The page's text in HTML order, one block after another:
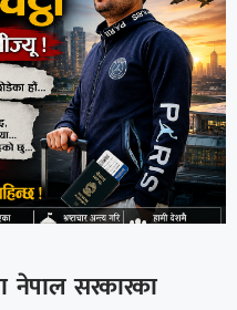
नेपाल सरकारका